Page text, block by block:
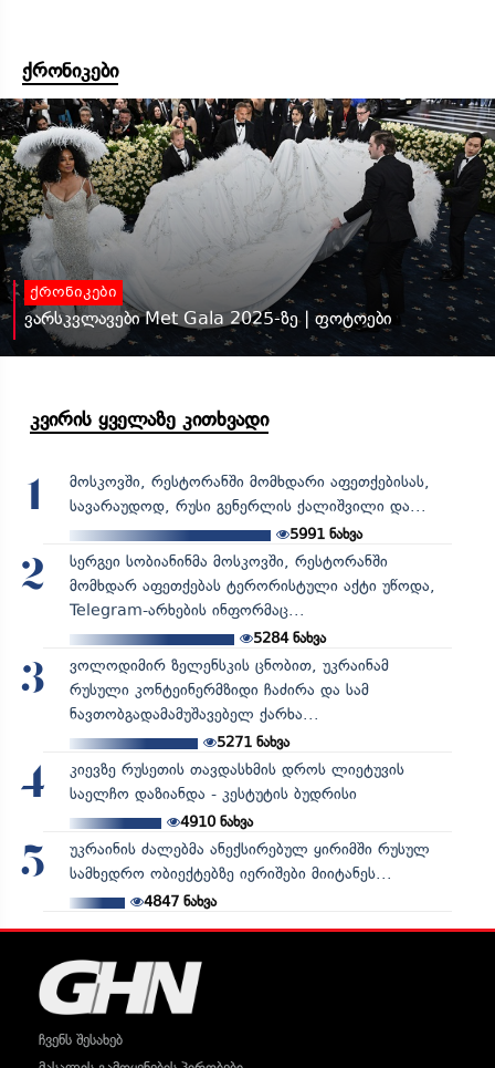
ქრონიკები
ქრონიკები
ვარსკვლავები Met Gala 2025-ზე | ფოტოები
კვირის ყველაზე კითხვადი
1
მოსკოვში, რესტორანში მომხდარი აფეთქებისას,
სავარაუდოდ, რუსი გენერლის ქალიშვილი და...
5991 ნახვა
2
სერგეი სობიანინმა მოსკოვში, რესტორანში
მომხდარ აფეთქებას ტერორისტული აქტი უწოდა,
Telegram-არხების ინფორმაც...
5284ნახვა
3
ვოლოდიმირ ზელენსკის ცნობით, უკრაინამ
რუსული კონტეინერმზიდი ჩაძირა და სამ
ნავთობგადამამუშავებელ ქარხა...
5271ნახვა
4
კიევზე რუსეთის თავდასხმის დროს ლიეტუვის
საელჩო დაზიანდა - კესტუტის ბუდრისი
4910ნახვა
5
უკრაინის ძალებმა ანექსირებულ ყირიმში რუსულ
სამხედრო ობიექტებზე იერიშები მიიტანეს...
4847ნახვა
ჩვენს შესახებ